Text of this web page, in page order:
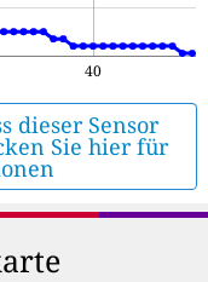
40
dieser Sensor
Sie hier für